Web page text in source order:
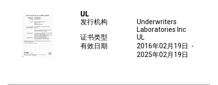
UL
发行机构
Underwriters
Laboratories Inc
证书类型
UL
有效日期
2016年02月19日 -
2025年02月19日